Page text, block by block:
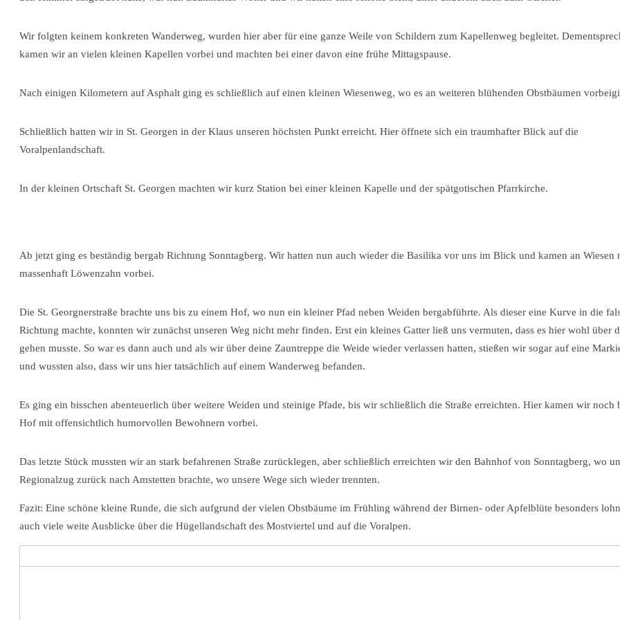
Wir folgten keinem konkreten Wanderweg, wurden hier aber für eine ganze Weile von Schildern zum Kapellenweg begleitet.
kamen wir an vielen kleinen Kapellen vorbei und machten bei einer davon eine frühe Mittagspause.
Nach einigen Kilometern auf Asphalt ging es schließlich auf einen kleinen Wiesenweg, wo es an weiteren blühenden Obstbäumen
Schließlich hatten wir in St. Georgen in der Klaus unseren höchsten Punkt erreicht. Hier öffnete sich ein traumhafter Blick auf die
Voralpenlandschaft.
In der kleinen Ortschaft St. Georgen machten wir kurz Station bei einer kleinen Kapelle und der spätgotischen Pfarrkirche.
Ab jetzt ging es beständig bergab Richtung Sonntagberg. Wir hatten nun auch wieder die Basilika vor uns im Blick und kamen an Wiesen
massenhaft Löwenzahn vorbei.
Die St. Georgnerstraße brachte uns bis zu einem Hof, wo nun ein kleiner Pfad neben Weiden bergabführte. Als dieser eine Kurve in die
Richtung machte, konnten wir zunächst unseren Weg nicht mehr finden. Erst ein kleines Gatter ließ uns vermuten, dass es hier wohl über
gehen musste. So war es dann auch und als wir über deine Zauntreppe die Weide wieder verlassen hatten, stießen wir sogar auf eine
und wussten also, dass wir uns hier tatsächlich auf einem Wanderweg befanden.
Es ging ein bisschen abenteuerlich über weitere Weiden und steinige Pfade, bis wir schließlich die Straße erreichten. Hier kamen wir noch
Hof mit offensichtlich humorvollen Bewohnern vorbei.
Das letzte Stück mussten wir an stark befahrenen Straße zurücklegen, aber schließlich erreichten wir den Bahnhof von Sonntagberg, wo
Regionalzug zurück nach Amstetten brachte, wo unsere Wege sich wieder trennten.
Fazit: Eine schöne kleine Runde, die sich aufgrund der vielen Obstbäume im Frühling während der Birnen- oder Apfelblüte besonders
auch viele weite Ausblicke über die Hügellandschaft des Mostviertel und auf die Voralpen.